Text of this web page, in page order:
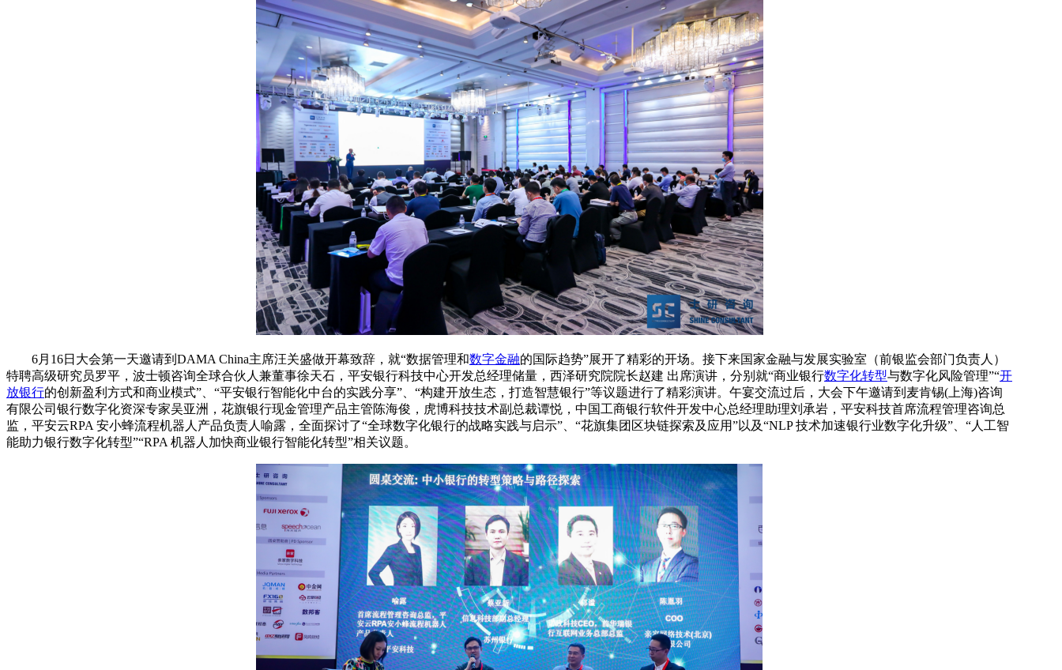
6月16日大会第一天邀请到DAMA China主席汪关盛做开幕致辞，就“数据管理和数字金融的国际趋势”展开了精彩的开场。接下来国家金融与发展实验室（前银监会部门负责人）
特聘高级研究员罗平，波士顿咨询全球合伙人兼董事徐天石，平安银行科技中心开发总经理储量，西泽研究院院长赵建 出席演讲，分别就“商业银行数字化转型与数字化风险管理”“开
放银行的创新盈利方式和商业模式”、“平安银行智能化中台的实践分享”、“构建开放生态，打造智慧银行”等议题进行了精彩演讲。午宴交流过后，大会下午邀请到麦肯锡(上海)咨询
有限公司银行数字化资深专家吴亚洲，花旗银行现金管理产品主管陈海俊，虎博科技技术副总裁谭悦，中国工商银行软件开发中心总经理助理刘承岩，平安科技首席流程管理咨询总
监，平安云RPA 安小蜂流程机器人产品负责人喻露，全面探讨了“全球数字化银行的战略实践与启示”、“花旗集团区块链探索及应用”以及“NLP 技术加速银行业数字化升级”、“人工智
能助力银行数字化转型”“RPA 机器人加快商业银行智能化转型”相关议题。